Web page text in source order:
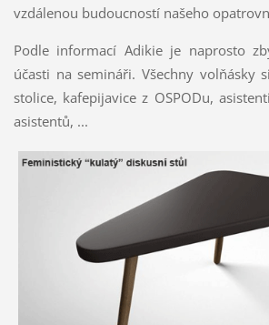
vzdálenou budoucností našeho
Podle informací Adikie je naprosto
účasti na semináři. Všechny volňásky
stolice, kafepijavice z OSPODu,
asistentů, ...